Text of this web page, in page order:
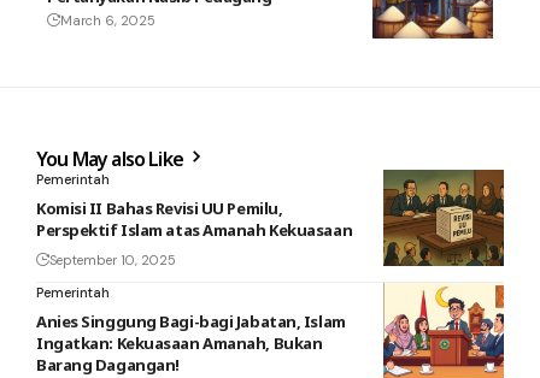
March 6, 2025
You May also Like
Pemerintah
Komisi II Bahas Revisi UU Pemilu,
Perspektif Islam atas Amanah Kekuasaan
September 10, 2025
Pemerintah
Anies Singgung Bagi-bagi Jabatan, Islam
Ingatkan: Kekuasaan Amanah, Bukan
Barang Dagangan!